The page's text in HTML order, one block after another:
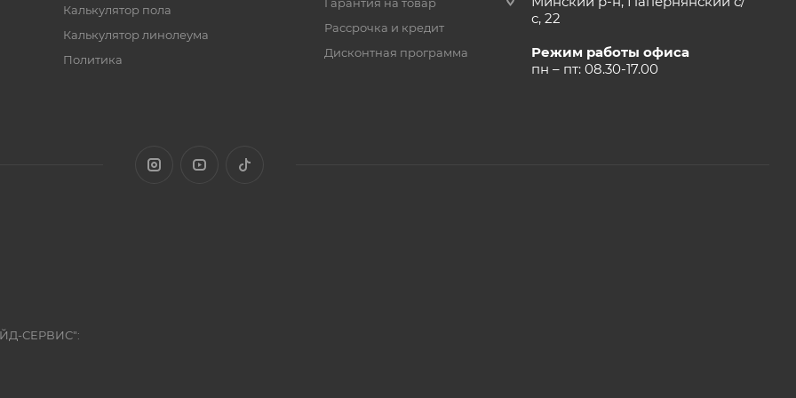
Калькулятор пола
Калькулятор линолеума
Политика
Рассрочка и кредит
Дисконтная программа
с, 22
Режим работы офиса
пн – пт: 08.30-17.00
СЕРВИС":